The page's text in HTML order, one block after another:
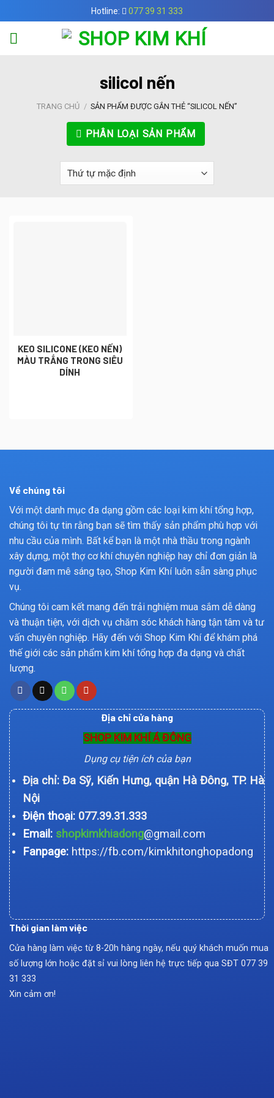
to
content
Hotline: 077 39 31 333
silicol nến
TRANG CHỦ / SẢN PHẨM ĐƯỢC GẮN THẺ “SILICOL NẾN”
PHÂN LOẠI SẢN PHẨM
KEO SILICONE (KEO NẾN)
MÀU TRẮNG TRONG SIÊU
DÍNH
Về chúng tôi
Với một danh mục đa dạng gồm các loại kim khí tổng hợp,
chúng tôi tự tin rằng bạn sẽ tìm thấy sản phẩm phù hợp với
nhu cầu của mình. Bất kể bạn là một nhà thầu trong ngành
xây dựng, một thợ cơ khí chuyên nghiệp hay chỉ đơn giản là
người đam mê sáng tạo, Shop Kim Khí luôn sẵn sàng phục
vụ.
Chúng tôi cam kết mang đến trải nghiệm mua sắm dễ dàng
và thuận tiện, với dịch vụ chăm sóc khách hàng tận tâm và tư
vấn chuyên nghiệp. Hãy đến với Shop Kim Khí để khám phá
thế giới các sản phẩm kim khí tổng hợp đa dạng và chất
lượng.
Địa chỉ cửa hàng
SHOP KIM KHÍ Á ĐÔNG
Dụng cụ tiện ích của bạn
Địa chỉ: Đa Sỹ, Kiến Hưng, quận Hà Đông, TP. Hà
Nội
Điện thoại: 077.39.31.333
Email:shopkimkhiadong@gmail.com
Fanpage: https://fb.com/kimkhitonghopadong
Thời gian làm việc
Cửa hàng làm việc từ 8-20h hàng ngày, nếu quý khách muốn mua
số lượng lớn hoặc đặt sỉ vui lòng liên hệ trực tiếp qua SĐT 077 39
31 333
Xin cảm ơn!